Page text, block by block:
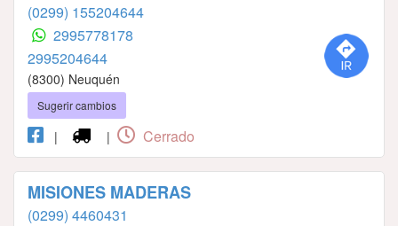
(0299) 155204644
2995778178
2995204644
(8300) Neuquén
Sugerir cambios
| | Cerrado
MISIONES MADERAS
(0299) 4460431